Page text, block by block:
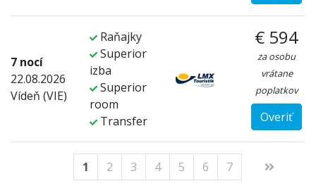
7 nocí
22.08.2026
Vídeň (VIE)
Raňajky
Superior
izba
Superior
room
Transfer
€ 594
za osobu
vrátane
poplatkov
Overiť
1 2 3 4 5 6 7